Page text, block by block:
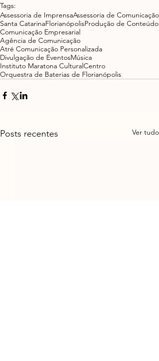
Tags:
Assessoria de ImprensaAssessoria de Comunicação
Santa CatarinaFlorianópolisProdução de Conteúdo
Comunicação Empresarial
Agência de Comunicação
Atré Comunicação Personalizada
Divulgação de EventosMúsica
Instituto Maratona CulturalCentro
Orquestra de Baterias de Florianópolis
Posts recentes Ver tudo